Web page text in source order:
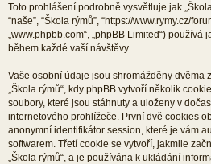
Toto prohlášení podrobně vysvětluje jak „Škola
“naše”, “Škola rýmů”, “https://www.rymy.cz/
„www.phpbb.com“, „phpBB Limited“)
během každé vaší návštěvy.
Vaše osobní údaje jsou shromážděny dvěma
„Škola rýmů“, kdy phpBB vytvoří několik
soubory, které jsou stáhnuty a uloženy v
internetového prohlížeče. První dvě cookies
anonymní identifikátor session, které je vám
softwarem. Třetí cookie se vytvoří, jakmile
„Škola rýmů“, a je používána k ukládání